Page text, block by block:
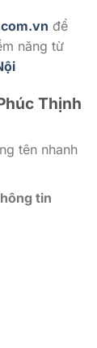
để
năng từ
Thịnh
tên nhanh
tin